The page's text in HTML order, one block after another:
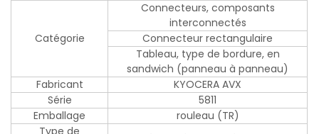
Catégorie
Connecteurs, composants
interconnectés
Connecteur rectangulaire
Tableau, type de bordure, en
sandwich (panneau à panneau)
Fabricant
KYOCERA AVX
Série
5811
Emballage
rouleau (TR)